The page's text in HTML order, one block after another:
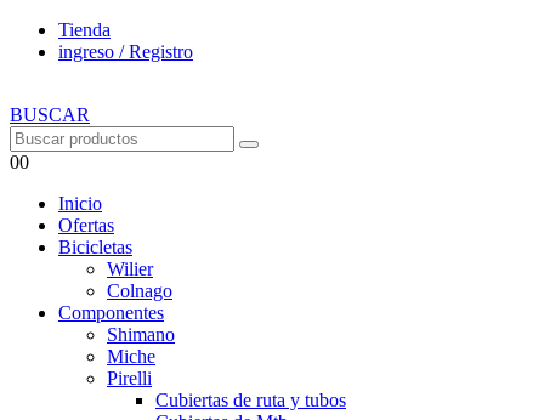
Tienda
ingreso / Registro
BUSCAR
00
Inicio
Ofertas
Bicicletas
Wilier
Colnago
Componentes
Shimano
Miche
Pirelli
Cubiertas de ruta y tubos